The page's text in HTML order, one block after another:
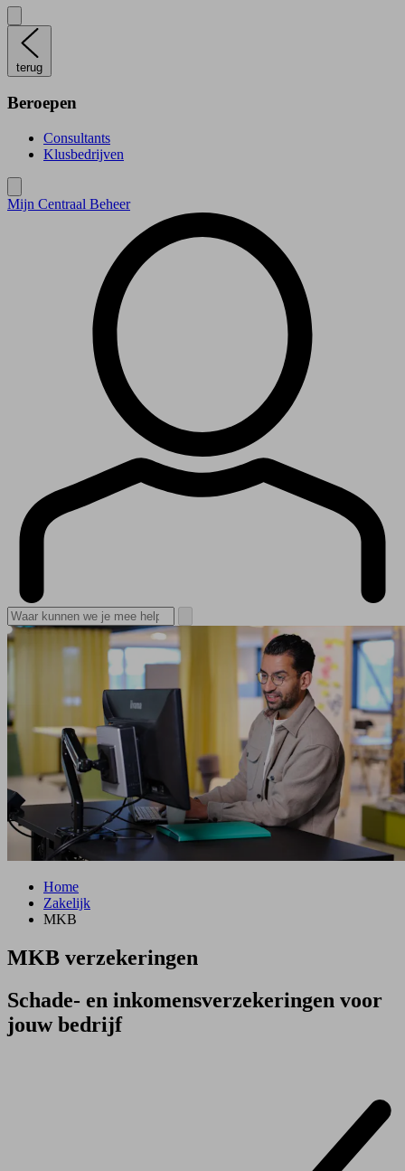
terug
Beroepen
Consultants
Klusbedrijven
Mijn Centraal Beheer
Home
Zakelijk
MKB
MKB verzekeringen
Schade- en inkomensverzekeringen voor
jouw bedrijf